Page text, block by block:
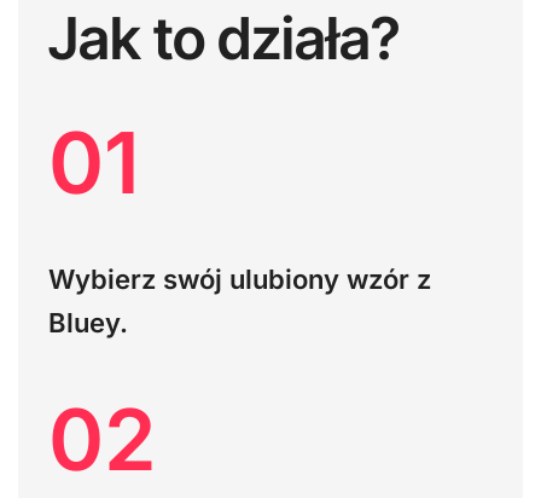
Jak to działa?
01
Wybierz swój ulubiony wzór z
Bluey.
02